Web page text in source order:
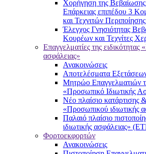
Χορήγηση της Βεβαίωσης
Επάρκειας επιπέδου 3
και Τεχνιτών
Έλεγχος Γνησιότητας
Κουρέων και Τεχνίτες
Επαγγελματίες της ειδικότητας
ασφάλειας»
Ανακοινώσεις
Αποτελέσματα
Μητρώο Επαγγελματιών
«Προσωπικό Ιδιωτικής
Νέο πλαίσιο κατάρτισης
«Προσωπικού ιδιωτικής
Παλαιό πλαίσιο
ιδιωτικής ασφάλειας»
Φορτοεκφορτών
Ανακοινώσεις